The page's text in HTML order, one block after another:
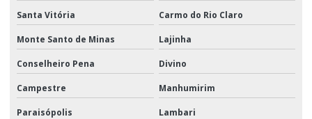
Santa Vitória Carmo do Rio Claro
Monte Santo de Minas Lajinha
Conselheiro Pena Divino
Campestre Manhumirim
Paraisópolis Lambari